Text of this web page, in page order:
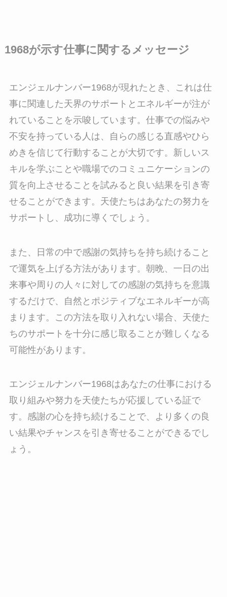
1968が示す仕事に関するメッセージ
エンジェルナンバー1968が現れたとき、これは仕
事に関連した天界のサポートとエネルギーが注が
れていることを示唆しています。仕事での悩みや
不安を持っている人は、自らの感じる直感やひら
めきを信じて行動することが大切です。新しいス
キルを学ぶことや職場でのコミュニケーションの
質を向上させることを試みると良い結果を引き寄
せることができます。天使たちはあなたの努力を
サポートし、成功に導くでしょう。
また、日常の中で感謝の気持ちを持ち続けること
で運気を上げる方法があります。朝晩、一日の出
来事や周りの人々に対しての感謝の気持ちを意識
するだけで、自然とポジティブなエネルギーが高
まります。この方法を取り入れない場合、天使た
ちのサポートを十分に感じ取ることが難しくなる
可能性があります。
エンジェルナンバー1968はあなたの仕事における
取り組みや努力を天使たちが応援している証で
す。感謝の心を持ち続けることで、より多くの良
い結果やチャンスを引き寄せることができるでし
ょう。